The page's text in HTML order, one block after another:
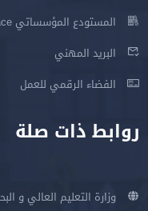
المستودع المؤسساتي DSpace
البريد المهني
الفضاء الرقمي للعمل
روابط ذات صلة
وزارة التعليم العالي و